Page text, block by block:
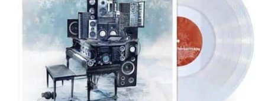
format_underlined הוסף קו תחתון לקישורים
סמן קישורים
לאפס
את
כל
האפשרויות
cached